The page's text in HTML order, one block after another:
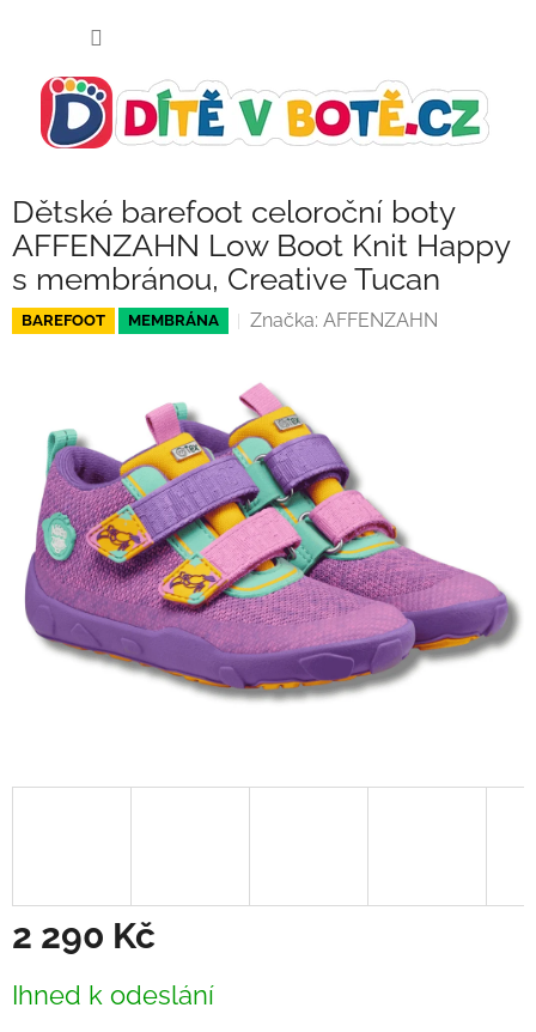
Dětské barefoot celoroční boty
AFFENZAHN Low Boot Knit Happy
s membránou, Creative Tucan
BAREFOOT MEMBRÁNA Značka: AFFENZAHN
2 290 Kč
cena:
Ihned k odeslání